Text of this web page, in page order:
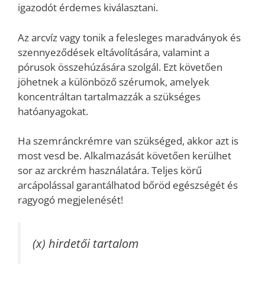
igazodót érdemes kiválasztani.
Az arcvíz vagy tonik a felesleges maradványok és
szennyeződések eltávolítására, valamint a
pórusok összehúzására szolgál. Ezt követően
jöhetnek a különböző szérumok, amelyek
koncentráltan tartalmazzák a szükséges
hatóanyagokat.
Ha szemránckrémre van szükséged, akkor azt is
most vesd be. Alkalmazását követően kerülhet
sor az arckrém használatára. Teljes körű
arcápolással garantálhatod bőröd egészségét és
ragyogó megjelenését!
(x) hirdetői tartalom